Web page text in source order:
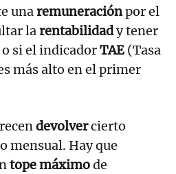
una remuneraciónpor el
la rentabilidady tener
si el indicadorTAE (Tasa
más alto en el primer
devolvercierto
mensual. Hay que
tope máximode